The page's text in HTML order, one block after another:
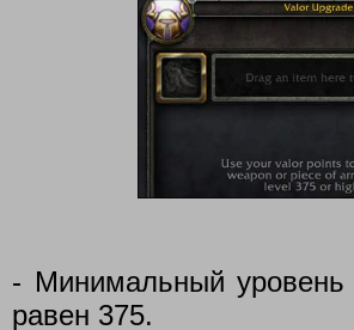
- Минимальный
равен 375.